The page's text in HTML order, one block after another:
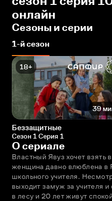
онлайн
Сезоны и серии
1-й сезон
18+
39
Беззащитные
Сезон 1 Серия 1
О сериале
Властный Явуз хочет взять
женщина давно влюблена в
школьного учителя.
выходит замуж за учителя
в лесу и 20 лет живут